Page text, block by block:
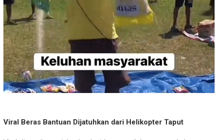
Viral Beras Bantuan Dijatuhkan dari Helikopter Taput